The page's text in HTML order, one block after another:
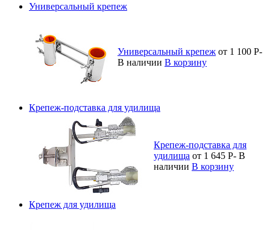
Универсальный крепеж
Универсальный крепеж от 1 100 Р-
В наличии В корзину
Крепеж-подставка для удилища
Крепеж-подставка для
удилища от 1 645 Р- В
наличии В корзину
Крепеж для удилища